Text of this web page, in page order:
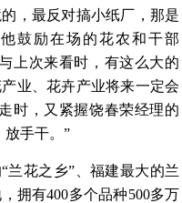
，最反对搞小纸厂，那是
鼓励在场的花农和干部
上次来看时，有这么大的
业、花卉产业将来一定会
时，又紧握饶春荣经理的
放手干。”
兰花之乡”、福建最大的兰
拥有400多个品种500多万